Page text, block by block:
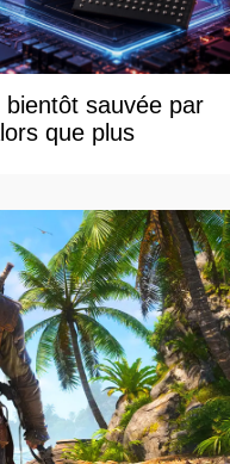
sauvée par
que plus